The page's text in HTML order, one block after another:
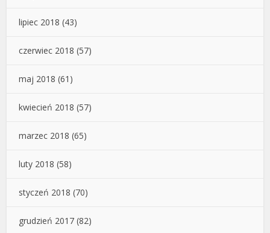
lipiec 2018 (43)
czerwiec 2018 (57)
maj 2018 (61)
kwiecień 2018 (57)
marzec 2018 (65)
luty 2018 (58)
styczeń 2018 (70)
grudzień 2017 (82)